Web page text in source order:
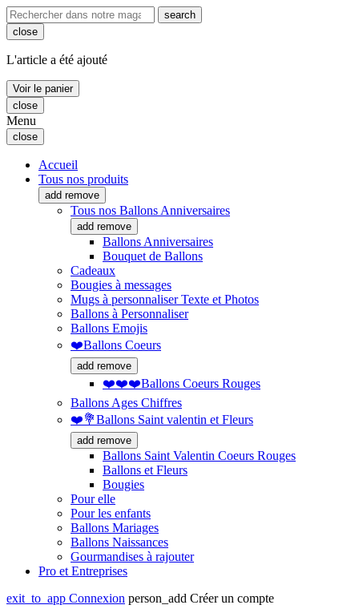
search
close
L'article a été ajouté
Voir le panier
close
Menu
close
Accueil
Tous nos produits
add remove
Tous nos Ballons Anniversaires
add remove
Ballons Anniversaires
Bouquet de Ballons
Cadeaux
Bougies à messages
Mugs à personnaliser Texte et Photos
Ballons à Personnaliser
Ballons Emojis
❤️Ballons Coeurs
add remove
❤️❤️❤️Ballons Coeurs Rouges
Ballons Ages Chiffres
❤️💐Ballons Saint valentin et Fleurs
add remove
Ballons Saint Valentin Coeurs Rouges
Ballons et Fleurs
Bougies
Pour elle
Pour les enfants
Ballons Mariages
Ballons Naissances
Gourmandises à rajouter
Pro et Entreprises
exit_to_app Connexion person_add Créer un compte